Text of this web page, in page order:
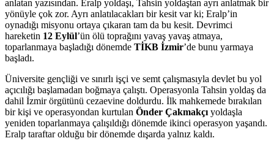
anlatan yazısından. Eralp yoldaşı, Tahsin yoldaştan ayrı anlatmak bir
yönüyle çok zor. Ayrı anlatılacakları bir kesit var ki; Eralp’in
oynadığı misyonu ortaya çıkaran tam da bu kesit. Devrimci
hareketin 12 Eylül’ün ölü toprağını yavaş yavaş atmaya,
toparlanmaya başladığı dönemde TİKB İzmir’de bunu yarmaya
başladı.
Üniversite gençliği ve sınırlı işçi ve semt çalışmasıyla devlet bu yol
açıcılığı başlamadan boğmaya çalıştı. Operasyonla Tahsin yoldaş da
dahil İzmir örgütünü cezaevine doldurdu. İlk mahkemede bırakılan
bir kişi ve operasyondan kurtulan Önder Çakmakçı yoldaşla
yeniden toparlanmaya çalışıldığı dönemde ikinci operasyon yaşandı.
Eralp taraftar olduğu bir dönemde dışarda yalnız kaldı.